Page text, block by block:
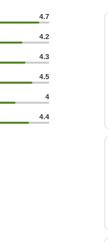
4.7
4.2
4.3
4.5
4
4.4